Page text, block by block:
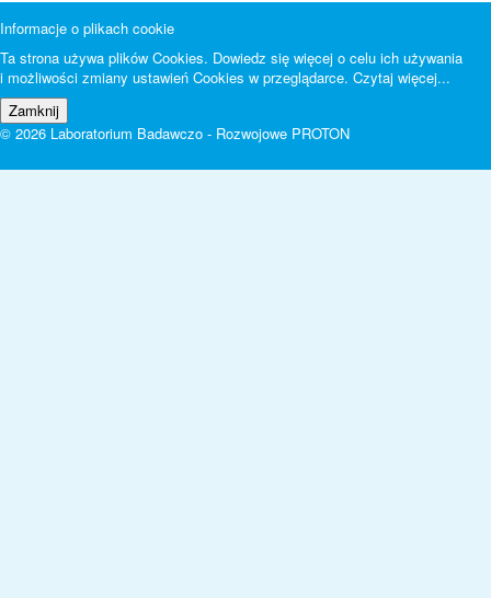
Informacje o plikach cookie
Ta strona używa plików Cookies. Dowiedz się więcej o celu ich używania
i możliwości zmiany ustawień Cookies w przeglądarce. Czytaj więcej...
© 2026 Laboratorium Badawczo - Rozwojowe PROTON